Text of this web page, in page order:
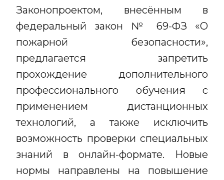
Законопроектом, внесённым в
федеральный закон № 69-ФЗ «О
пожарной безопасности»,
предлагается запретить
прохождение дополнительного
профессионального обучения с
применением дистанционных
технологий, а также исключить
возможность проверки специальных
знаний в онлайн-формате. Новые
нормы направлены на повышение